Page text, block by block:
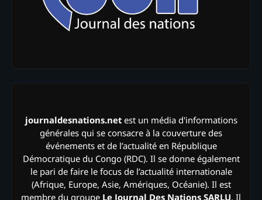
journaldesnations.netest un média d'informations
générales qui se consacre à la couverture des
événements et de l’actualité en République
Démocratique du Congo (RDC). Il se donne également
le pari de faire le focus de l’actualité internationale
(Afrique, Europe, Asie, Amériques, Océanie). Il est
membre du groupe Le Journal Des Nations SARLU. Il